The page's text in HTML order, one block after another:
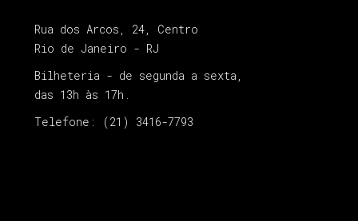
Rua dos Arcos, 24, Centro
Rio de Janeiro - RJ
Bilheteria - de segunda a sexta,
das 13h às 17h.
Telefone: (21) 3416-7793